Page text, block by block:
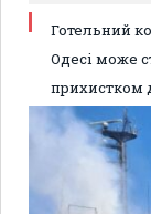
Готельний
Одесі може
прихистком